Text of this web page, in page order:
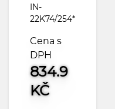
IN-
22K74/254*
Cena s
DPH
834.9
KČ